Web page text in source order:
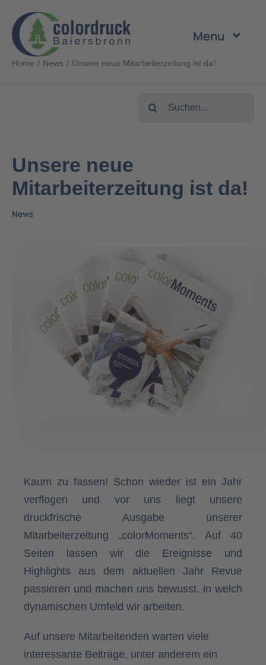
Inhalt
springen
Menu
Unternehmen
Nachhaltigkeit
Home News Unsere neue Mitarbeiterzeitung ist da!
Suche
Unsere neue
Mitarbeiterzeitung ist da!
News
Kaum zu fassen! Schon wieder ist ein Jahr
verflogen und vor uns liegt unsere
druckfrische Ausgabe unserer
Mitarbeiterzeitung „colorMoments“. Auf 40
Seiten lassen wir die Ereignisse und
Highlights aus dem aktuellen Jahr Revue
passieren und machen uns bewusst, in welch
dynamischen Umfeld wir arbeiten.
Auf unsere Mitarbeitenden warten viele
interessante Beiträge, unter anderem ein